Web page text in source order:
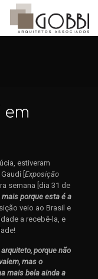
estiveram
[ Exposição
semana [dia 31 de
mais porque esta é a
veio ao Brasil e
a recebê-la, e
porque não
mas o
mais bela ainda a